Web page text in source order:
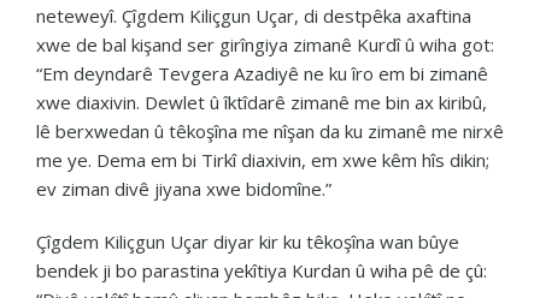
neteweyî. Çîgdem Kiliçgun Uçar, di destpêka axaftina
xwe de bal kişand ser girîngiya zimanê Kurdî û wiha got:
“Em deyndarê Tevgera Azadiyê ne ku îro em bi zimanê
xwe diaxivin. Dewlet û îktîdarê zimanê me bin ax kiribû,
lê berxwedan û têkoşîna me nîşan da ku zimanê me nirxê
me ye. Dema em bi Tirkî diaxivin, em xwe kêm hîs dikin;
ev ziman divê jiyana xwe bidomîne.”
Çîgdem Kiliçgun Uçar diyar kir ku têkoşîna wan bûye
bendek ji bo parastina yekîtiya Kurdan û wiha pê de çû: